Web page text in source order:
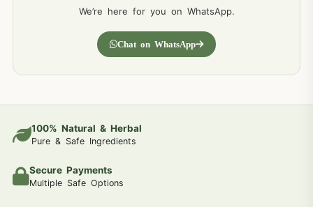
We’re here for you on WhatsApp.
Chat on WhatsApp
100% Natural & Herbal
Pure & Safe Ingredients
Secure Payments
Multiple Safe Options